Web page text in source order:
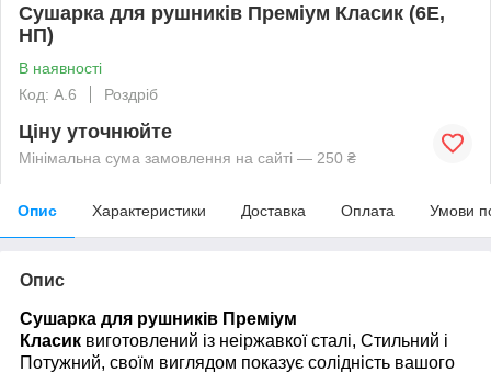
Сушарка для рушників Преміум Класик (6Е,
НП)
В наявності
Код: А.6
Роздріб
Ціну уточнюйте
Мінімальна сума замовлення на сайті — 250 ₴
Опис Характеристики Доставка Оплата Умови
Опис
Сушарка для рушників Преміум
Класик виготовлений із неіржавкої сталі, Стильний і
Потужний, своїм виглядом показує солідність вашого